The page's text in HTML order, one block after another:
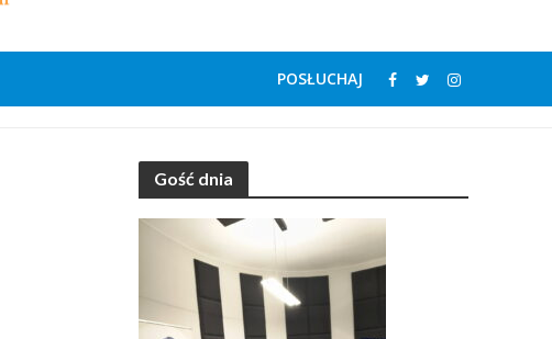
POSŁUCHAJ
Gość dnia